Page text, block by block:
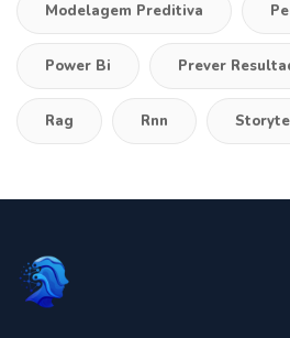
Modelagem Preditiva
Power Bi Prever
Rag Rnn